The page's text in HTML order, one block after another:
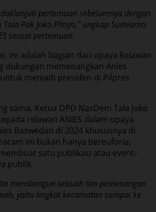
pertemuan sebelumnya dengan
Tala Pak Joko Pitoyo,” ungkap Sumiarno,
seusai pertemuan.
ini adalah bagian dari upaya Relawan
dukungan memenangkan Anies
menjadi presiden di Pilpres
sama, Ketua DPD NasDem Tala Joko
relawan ANIES dalam upaya
Baswedan di 2024 khususnya di
ini bukan hanya bereuforia,
satu publikasi atau event-
publik.
membangun sebuah tim pemenangan
yaitu tingkat kecamatan sampai ke